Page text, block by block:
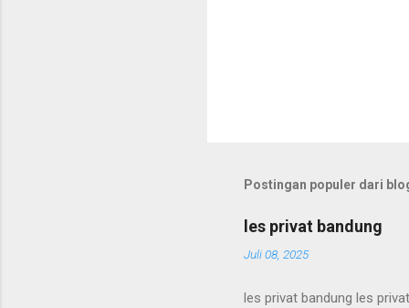
Postingan populer dari
les privat bandung
Juli 08, 2025
les privat bandung les